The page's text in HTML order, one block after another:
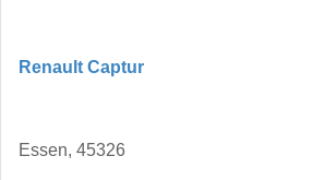
Renault Captur
Essen, 45326